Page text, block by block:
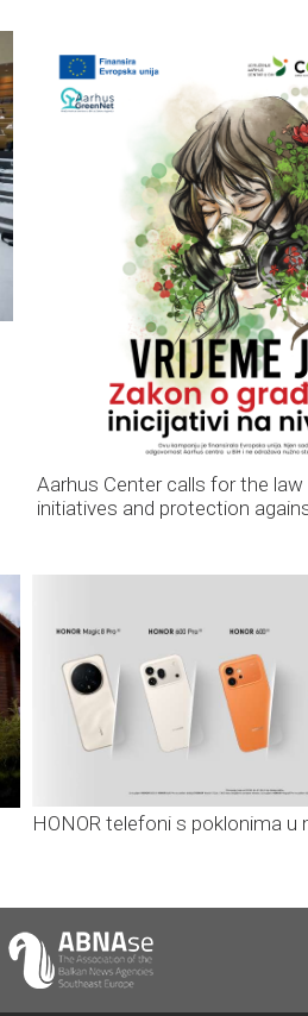
Aarhus Center calls for the
initiatives and protection
HONOR telefoni s poklonima u